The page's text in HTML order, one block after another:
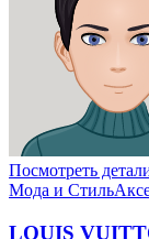
Посмотреть
Мода и Стиль
LOUIS